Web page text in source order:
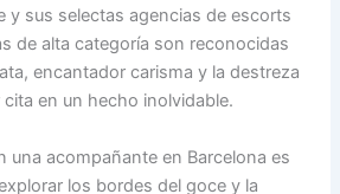
y sus selectas agencias de escorts
de alta categoría son reconocidas
encantador carisma y la destreza
en un hecho inolvidable.
una acompañante en Barcelona es
los bordes del goce y la